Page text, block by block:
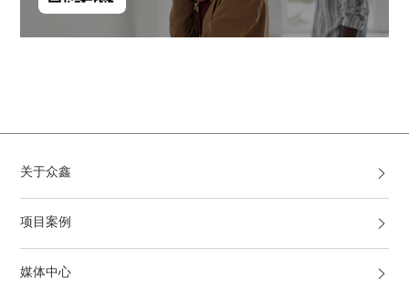
关于众鑫
项目案例
媒体中心